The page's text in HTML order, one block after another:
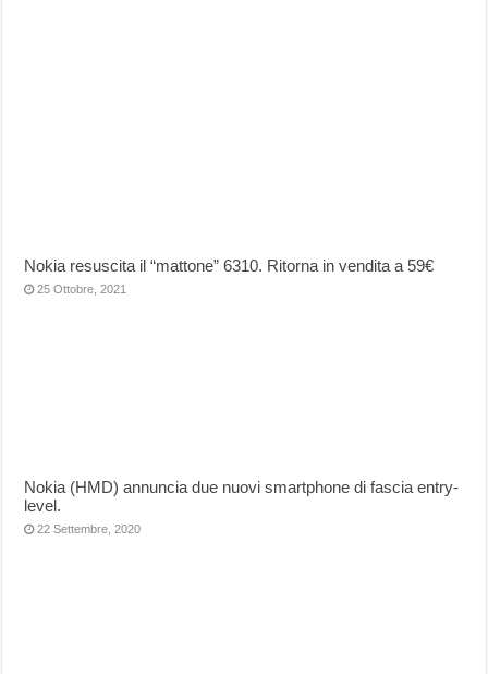
Nokia resuscita il “mattone” 6310. Ritorna in vendita a 59€
25 Ottobre, 2021
Nokia (HMD) annuncia due nuovi smartphone di fascia entry-
level.
22 Settembre, 2020